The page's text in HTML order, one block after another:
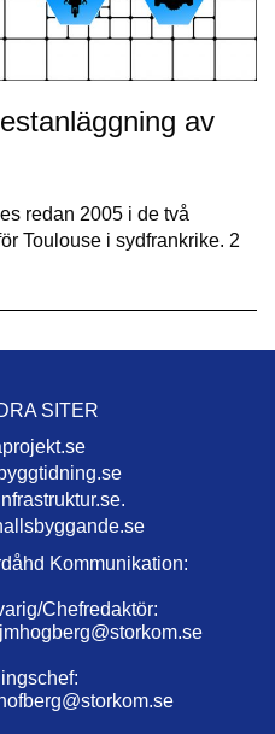
av
redan 2005 i de två
Toulouse i sydfrankrike. 2
SITER
Kommunikation:
Chefredaktör:
jmhogberg@storkom.se